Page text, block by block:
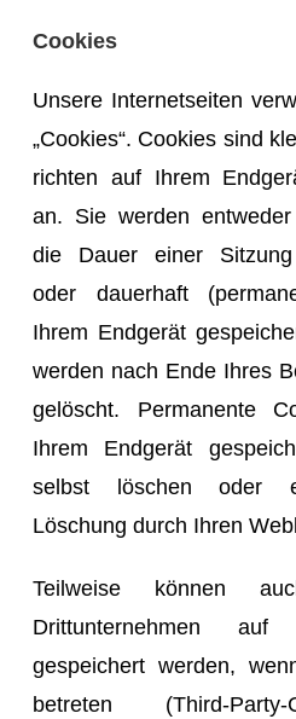
Cookies
Unsere Internetseiten
„Cookies“. Cookies sind
richten auf Ihrem
an. Sie werden
die Dauer einer Sitzung
oder dauerhaft
Ihrem Endgerät
werden nach Ende Ihres
gelöscht. Permanente
Ihrem Endgerät
selbst löschen oder
Löschung durch Ihren
Teilweise können
Drittunternehmen
gespeichert werden,
betreten (Third-